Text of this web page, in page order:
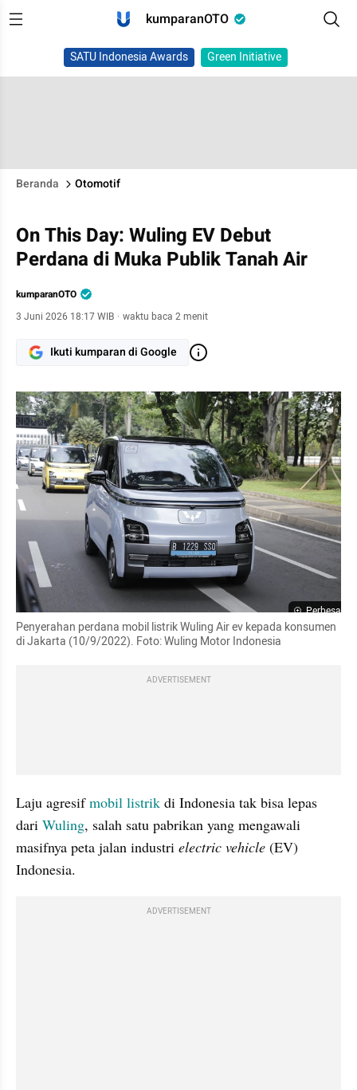
kumparanOTO
SATU Indonesia Awards Green Initiative
Beranda Otomotif
On This Day: Wuling EV Debut
Perdana di Muka Publik Tanah Air
kumparanOTO
3 Juni 2026 18:17 WIB · waktu baca 2 menit
Ikuti kumparan di Google
Perbesar
Penyerahan perdana mobil listrik Wuling Air ev kepada konsumen
di Jakarta (10/9/2022). Foto: Wuling Motor Indonesia
ADVERTISEMENT
Laju agresif mobil listrik di Indonesia tak bisa lepas
dari Wuling, salah satu pabrikan yang mengawali
masifnya peta jalan industri electric vehicle (EV)
Indonesia.
ADVERTISEMENT